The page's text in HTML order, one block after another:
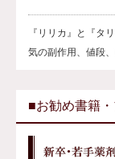
『リリカ』と『タ
気の副作用、値段
■お勧め書籍